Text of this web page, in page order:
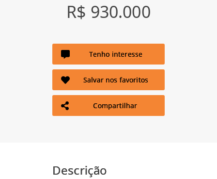
R$ 930.000
Tenho interesse
Salvar nos favoritos
Compartilhar
Descrição